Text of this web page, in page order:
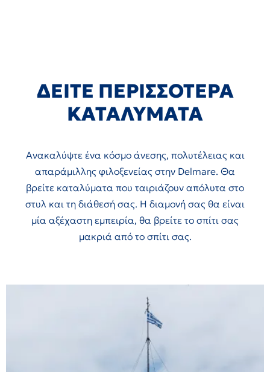
ΔΕΙΤΕ ΠΕΡΙΣΣΟΤΕΡΑ
ΚΑΤΑΛΥΜΑΤΑ
Ανακαλύψτε ένα κόσμο άνεσης, πολυτέλειας και
απαράμιλλης φιλοξενείας στην Delmare. Θα
βρείτε καταλύματα που ταιριάζουν απόλυτα στο
στυλ και τη διάθεσή σας. Η διαμονή σας θα είναι
μία αξέχαστη εμπειρία, θα βρείτε το σπίτι σας
μακριά από το σπίτι σας.